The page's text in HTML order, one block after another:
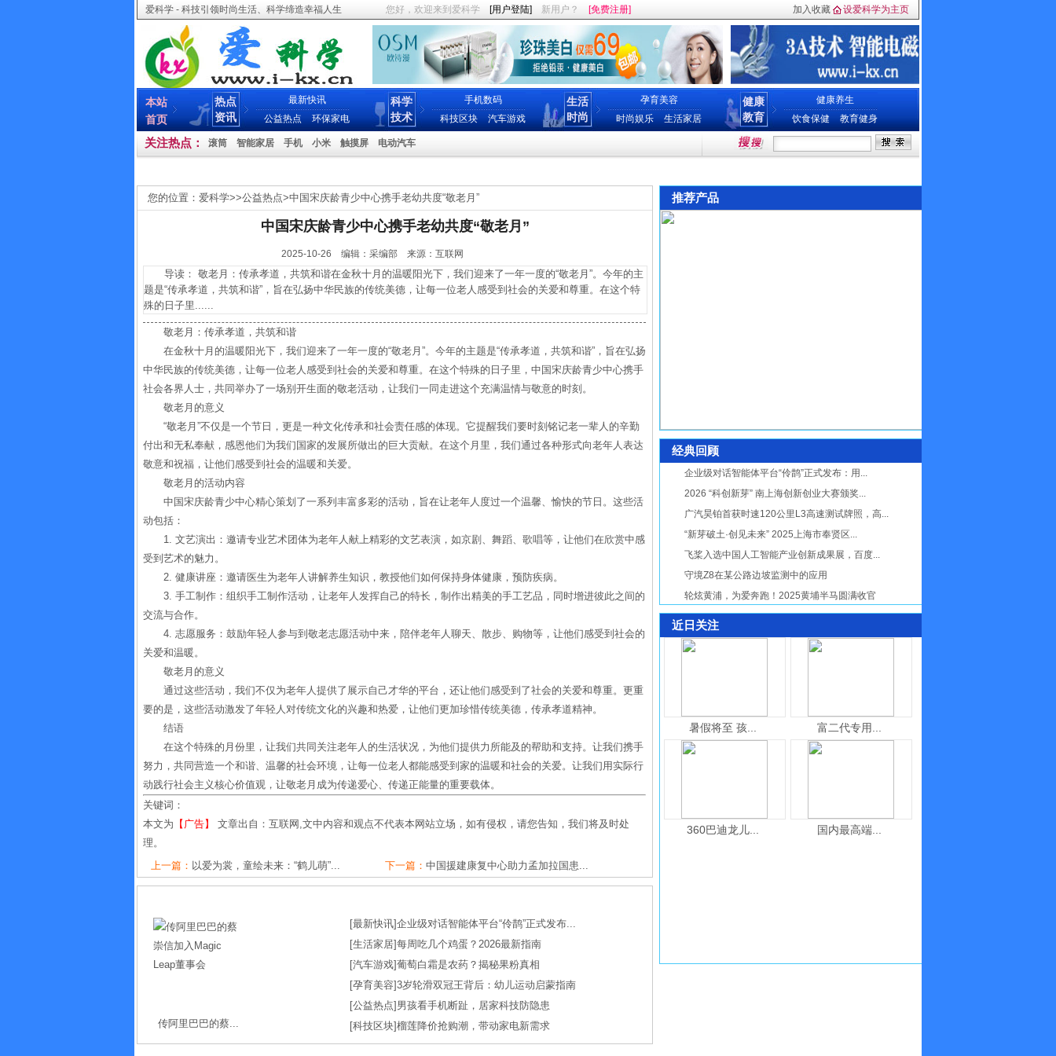
爱科学 - 科技引领时尚生活、科学缔造幸福人生 您好，欢迎来到爱科学 [用户登陆] 新用户？ [免费注册] 加入收藏 设爱科学为主页
本站
首页
热点
资讯
最新快讯
公益热点
环保家电
科学
技术
手机数码
科技区块
汽车游戏
生活
时尚
孕育美容
时尚娱乐
生活家居
健康
教育
健康养生
饮食保健
教育健身
关注热点： 滚筒 智能家居 手机 小米 触摸屏 电动汽车
您的位置： 爱科学>>公益热点>中国宋庆龄青少中心携手老幼共度“敬老月”
中国宋庆龄青少中心携手老幼共度“敬老月”
2025-10-26 编辑：采编部 来源：互联网
导读： 敬老月：传承孝道，共筑和谐在金秋十月的温暖阳光下，我们迎来了一年一度的“敬老月”。今年的主
题是“传承孝道，共筑和谐”，旨在弘扬中华民族的传统美德，让每一位老人感受到社会的关爱和尊重。在这个特
殊的日子里......
敬老月：传承孝道，共筑和谐
在金秋十月的温暖阳光下，我们迎来了一年一度的“敬老月”。今年的主题是“传承孝道，共筑和谐”，旨在弘扬
中华民族的传统美德，让每一位老人感受到社会的关爱和尊重。在这个特殊的日子里，中国宋庆龄青少中心携手
社会各界人士，共同举办了一场别开生面的敬老活动，让我们一同走进这个充满温情与敬意的时刻。
敬老月的意义
“敬老月”不仅是一个节日，更是一种文化传承和社会责任感的体现。它提醒我们要时刻铭记老一辈人的辛勤
付出和无私奉献，感恩他们为我们国家的发展所做出的巨大贡献。在这个月里，我们通过各种形式向老年人表达
敬意和祝福，让他们感受到社会的温暖和关爱。
敬老月的活动内容
中国宋庆龄青少中心精心策划了一系列丰富多彩的活动，旨在让老年人度过一个温馨、愉快的节日。这些活
动包括：
1. 文艺演出：邀请专业艺术团体为老年人献上精彩的文艺表演，如京剧、舞蹈、歌唱等，让他们在欣赏中感
受到艺术的魅力。
2. 健康讲座：邀请医生为老年人讲解养生知识，教授他们如何保持身体健康，预防疾病。
3. 手工制作：组织手工制作活动，让老年人发挥自己的特长，制作出精美的手工艺品，同时增进彼此之间的
交流与合作。
4. 志愿服务：鼓励年轻人参与到敬老志愿活动中来，陪伴老年人聊天、散步、购物等，让他们感受到社会的
关爱和温暖。
敬老月的意义
通过这些活动，我们不仅为老年人提供了展示自己才华的平台，还让他们感受到了社会的关爱和尊重。更重
要的是，这些活动激发了年轻人对传统文化的兴趣和热爱，让他们更加珍惜传统美德，传承孝道精神。
结语
在这个特殊的月份里，让我们共同关注老年人的生活状况，为他们提供力所能及的帮助和支持。让我们携手
努力，共同营造一个和谐、温馨的社会环境，让每一位老人都能感受到家的温暖和社会的关爱。让我们用实际行
动践行社会主义核心价值观，让敬老月成为传递爱心、传递正能量的重要载体。
关键词：
本文为 【广告】
文章出自：互联网,文中内容和观点不代表本网站立场，如有侵权，请您告知，我们将及时处
理。
上一篇： 以爱为裳，童绘未来：“鹤儿萌”... 下一篇： 中国援建康复中心助力孟加拉国患...
传阿里巴巴的蔡...
[最新快讯]企业级对话智能体平台“伶鹊”正式发布...
[生活家居]每周吃几个鸡蛋？2026最新指南
[汽车游戏]葡萄白霜是农药？揭秘果粉真相
[孕育美容]3岁轮滑双冠王背后：幼儿运动启蒙指南
[公益热点] 男孩看手机断趾，居家科技防隐患
[科技区块]榴莲降价抢购潮，带动家电新需求
推荐产品
经典回顾
企业级对话智能体平台“伶鹊”正式发布：用...
2026 “科创新芽” 南上海创新创业大赛颁奖...
广汽昊铂首获时速120公里L3高速测试牌照，高...
“新芽破土·创见未来” 2025上海市奉贤区...
飞桨入选中国人工智能产业创新成果展，百度...
守境Z8在某公路边坡监测中的应用
轮炫黄浦，为爱奔跑！2025黄埔半马圆满收官
近日关注
暑假将至 孩... 富二代专用...
360巴迪龙儿... 国内最高端...